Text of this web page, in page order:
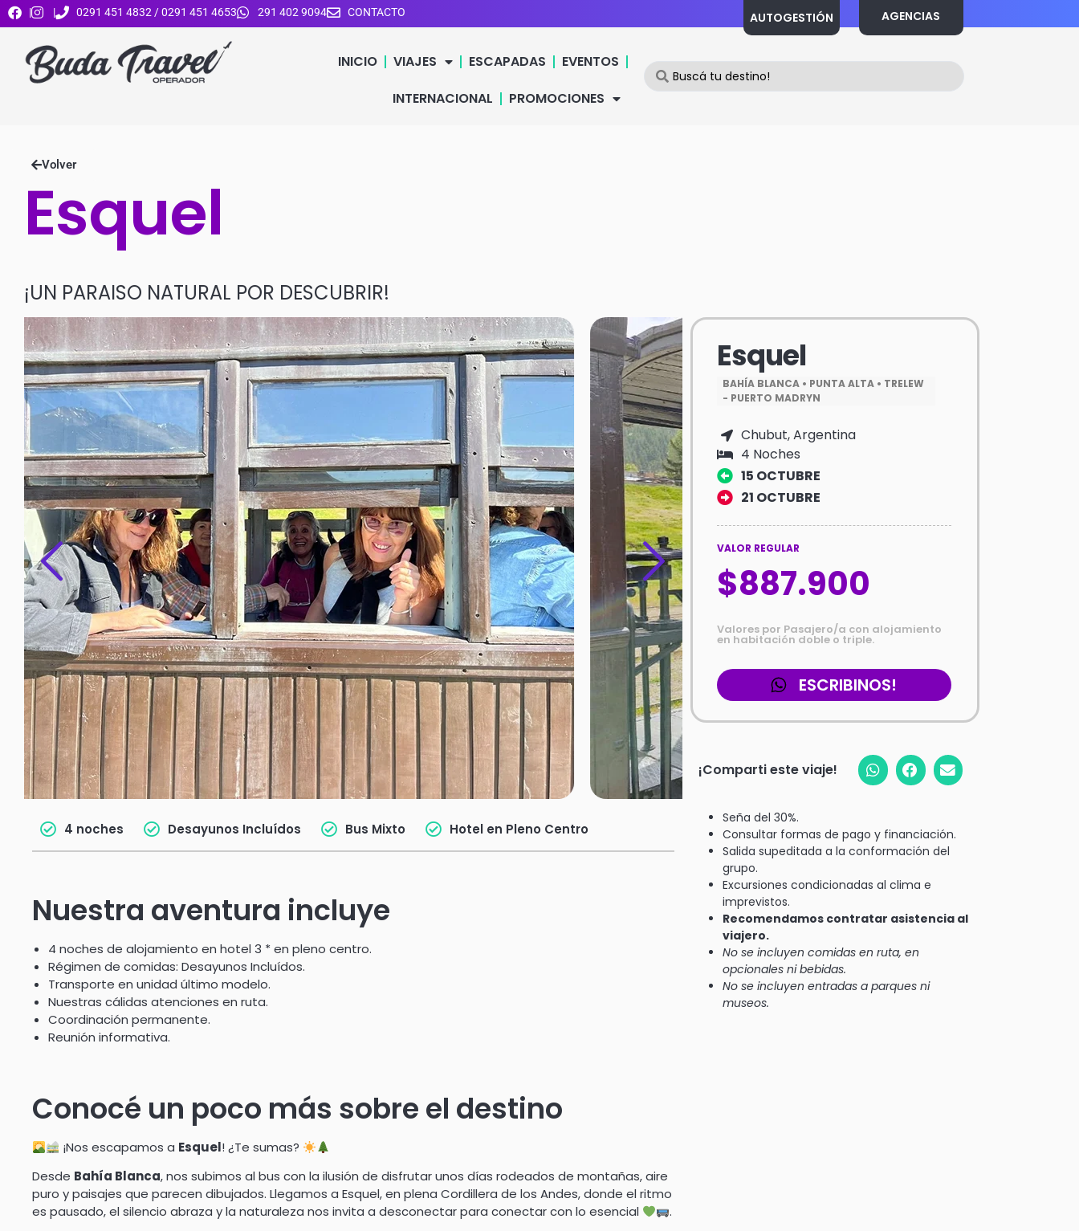
| | 0291 451 4832 / 0291 451 4653 291 402 9094 CONTACTO AUTOGESTIÓN AGENCIAS
INICIO VIAJES ESCAPADAS
EVENTOS
INTERNACIONAL
PROMOCIONES
Volver
Esquel
¡UN PARAISO NATURAL POR DESCUBRIR!
4 noches Desayunos Incluídos Bus Mixto Hotel en Pleno Centro
Nuestra aventura incluye
4 noches de alojamiento en hotel 3 * en pleno centro.
Régimen de comidas: Desayunos Incluídos.
Transporte en unidad último modelo.
Nuestras cálidas atenciones en ruta.
Coordinación permanente.
Reunión informativa.
Conocé un poco más sobre el destino
¡Nos escapamos a Esquel! ¿Te sumas?
Desde Bahía Blanca, nos subimos al bus con la ilusión de disfrutar unos días rodeados de montañas, aire
puro y paisajes que parecen dibujados. Llegamos a Esquel, en plena Cordillera de los Andes, donde el ritmo
es pausado, el silencio abraza y la naturaleza nos invita a desconectar para conectar con lo esencial
.
Esquel
BAHÍA BLANCA • PUNTA ALTA • TRELEW
- PUERTO MADRYN
Chubut, Argentina
4 Noches
15 OCTUBRE
21 OCTUBRE
VALOR REGULAR
$887.900
Valores por Pasajero/a con alojamiento
en habitación doble o triple.
ESCRIBINOS!
¡Comparti este viaje!
Seña del 30%.
Consultar formas de pago y financiación.
Salida supeditada a la conformación del
grupo.
Excursiones condicionadas al clima e
imprevistos.
Recomendamos contratar asistencia al
viajero.
No se incluyen comidas en ruta, en
opcionales ni bebidas.
No se incluyen entradas a parques ni
museos.